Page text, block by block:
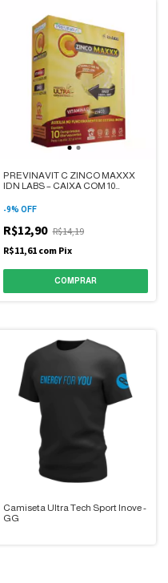
PREVINAVIT C ZINCO MAXXX
IDN LABS – CAIXA COM 10
EFERVESCENTES – SABOR
-9% OFF
R$12,90 R$14,19
R$11,61 com Pix
Camiseta Ultra Tech Sport Inove -
GG